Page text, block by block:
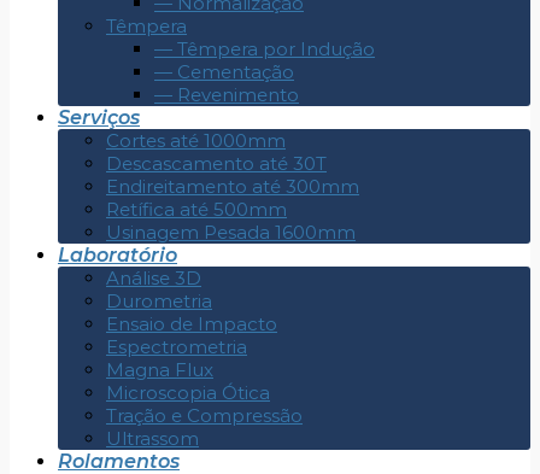
Têmpera
— Têmpera por Indução
— Cementação
— Revenimento
Serviços
Cortes até 1000mm
Descascamento até 30T
Endireitamento até 300mm
Retífica até 500mm
Usinagem Pesada 1600mm
Laboratório
Análise 3D
Durometria
Ensaio de Impacto
Espectrometria
Magna Flux
Microscopia Ótica
Tração e Compressão
Ultrassom
Rolamentos